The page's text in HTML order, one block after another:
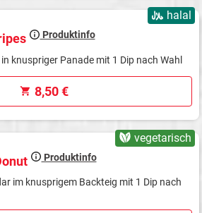
halal
Produktinfo
knuspriger Panade mit 1 Dip nach Wahl
8,50 €
vegetarisch
Produktinfo
im knusprigem Backteig mit 1 Dip nach